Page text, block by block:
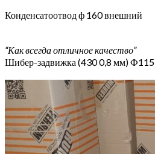
Конденсатоотвод ф 160 внешний
“Как всегда отличное качество”
Шибер-задвижка (430 0,8 мм) Ф115